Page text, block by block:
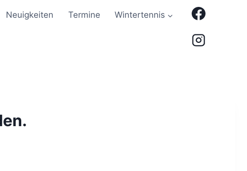
Neuigkeiten Termine Wintertennis